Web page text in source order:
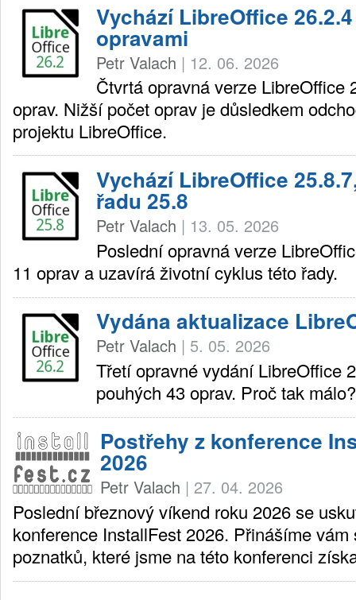
Vychází LibreOffice
opravami
Petr Valach | 12. 06. 2026
Čtvrtá opravná verze LibreOffice
oprav. Nižší počet oprav je důsledkem
projektu LibreOffice.
Vychází LibreOffice
řadu 25.8
Petr Valach | 13. 05. 2026
Poslední opravná verze
11 oprav a uzavírá životní cyklus této řady.
Vydána aktualizace
Petr Valach | 5. 05. 2026
Třetí opravné vydání LibreOffice
pouhých 43 oprav. Proč tak
Postřehy z konference
2026
Petr Valach | 27. 04. 2026
Poslední březnový víkend roku 2026 se
konference InstallFest 2026. Přinášíme
poznatků, které jsme na této konferenci